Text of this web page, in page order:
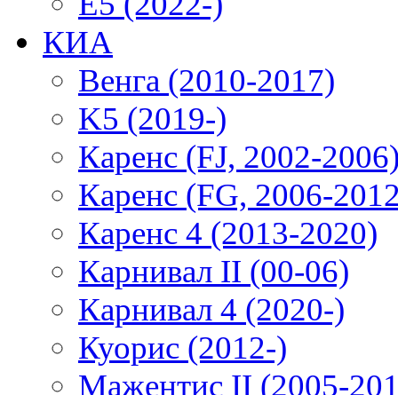
КИА
Венга (2010-2017)
K5 (2019-)
Каренс (FJ, 2002-
Каренс (FG, 2006-
Каренс 4 (2013-2020)
Карнивал II (00-06)
Карнивал 4 (2020-)
Куорис (2012-)
Мажентис II (2005-